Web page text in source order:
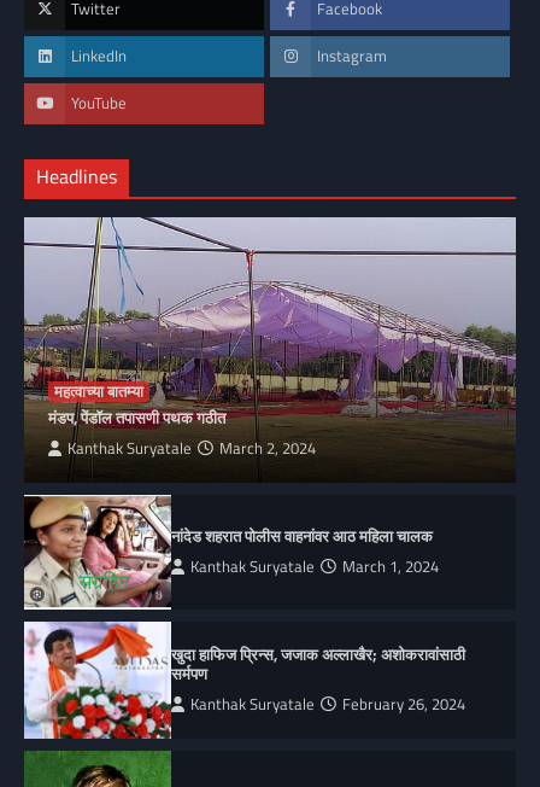
Twitter Facebook
LinkedIn Instagram
YouTube
Headlines
महत्वाच्या बातम्या
मंडप, पेंडॉल तपासणी पथक गठीत
Kanthak Suryatale March 2, 2024
नांदेड शहरात पोलीस वाहनांवर आठ महिला चालक
Kanthak Suryatale March 1, 2024
खुदा हाफिज प्रिन्स, जजाक अल्लाखैर; अशोकरावांसाठी
सर्मपण
Kanthak Suryatale February 26, 2024